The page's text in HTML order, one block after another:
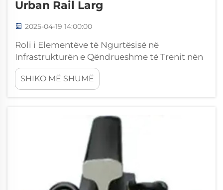
Urban Rail Larg
2025-04-19 14:00:00
Roli i Elementëve të Ngurtësisë në
Infrastrukturën e Qëndrueshme të Trenit nën
Tokë Përdorshmëria dhe Jeta e Gjatë në
Sistemet e Teli Trenat nën tokë përdorin
elementë të ngurtësisë që në mënyrë të
mbajtur sistemet e teli të qëndrueshme në
afat të gjatë në rrjetet tonë hekurudhore. Të
ndërtuar për të qëndruar ndaj lëkundjeve...
SHIKO MË SHUMË